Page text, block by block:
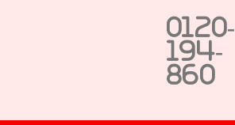
0120-
194-
860